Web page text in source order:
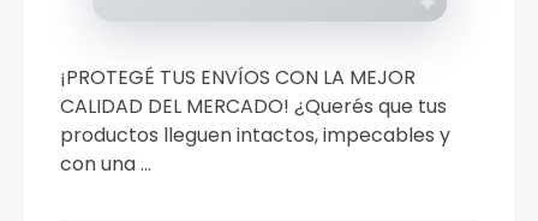
¡PROTEGÉ TUS ENVÍOS CON LA MEJOR
CALIDAD DEL MERCADO! ¿Querés que tus
productos lleguen intactos, impecables y
con una ...